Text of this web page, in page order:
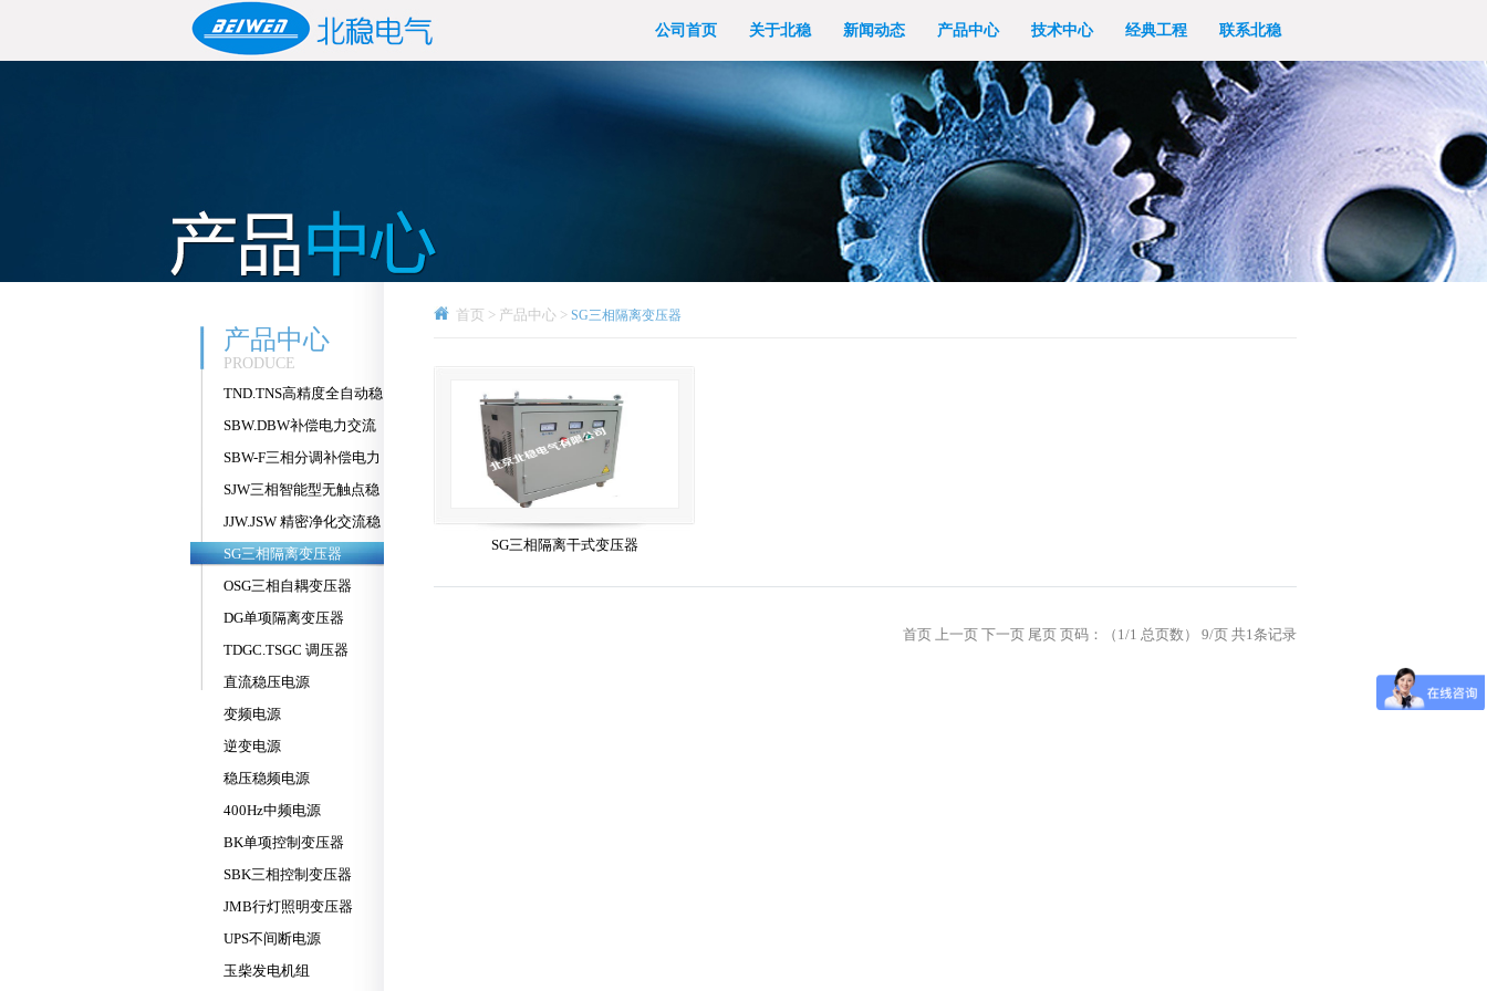
公司首页 关于北稳 新闻动态 产品中心 技术中心 经典工程 联系北稳
产品中心
PRODUCE
TND.TNS高精度全自动稳
压器
SBW.DBW补偿电力交流
稳压器
SBW-F三相分调补偿电力
稳压器
SJW三相智能型无触点稳
压器
JJW.JSW 精密净化交流稳
压器
SG三相隔离变压器
OSG三相自耦变压器
DG单项隔离变压器
TDGC.TSGC 调压器
直流稳压电源
变频电源
逆变电源
稳压稳频电源
400Hz中频电源
BK单项控制变压器
SBK三相控制变压器
JMB行灯照明变压器
UPS不间断电源
玉柴发电机组
首页 > 产品中心 > SG三相隔离变压器
SG三相隔离干式变压器
首页 上一页 下一页 尾页 页码：（1/1 总页数） 9/页 共1条记录